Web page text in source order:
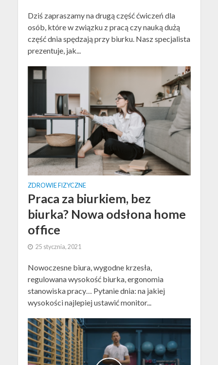
Dziś zapraszamy na drugą część ćwiczeń dla
osób, które w związku z pracą czy nauką dużą
część dnia spędzają przy biurku. Nasz specjalista
prezentuje, jak...
ZDROWIE FIZYCZNE
Praca za biurkiem, bez
biurka? Nowa odsłona home
office
25 stycznia, 2021
Nowoczesne biura, wygodne krzesła,
regulowana wysokość biurka, ergonomia
stanowiska pracy… Pytanie dnia: na jakiej
wysokości najlepiej ustawić monitor...